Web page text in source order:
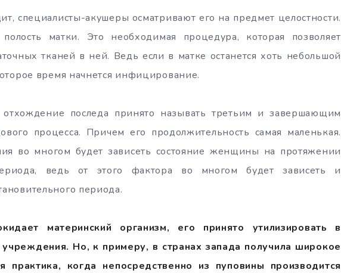
специалисты-акушеры осматривают его на предмет целостности.
матки. Это необходимая процедура, которая позволяет
тканей в ней. Ведь если в матке останется хоть небольшой
время начнется инфицирование.
последа принято называть третьим и завершающим
процесса. Причем его продолжительность самая маленькая.
во многом будет зависеть состояние женщины на протяжении
ведь от этого фактора во многом будет зависеть и
периода.
материнский организм, его принято утилизировать в
Но, к примеру, в странах запада получила широкое
практика, когда непосредственно из пуповины производится